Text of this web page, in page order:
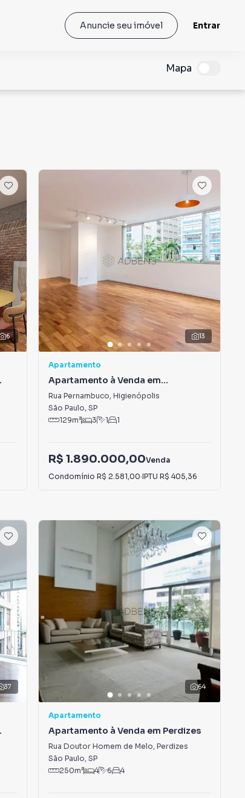
Anuncie seu imóvel Entrar
Mapa
6 13
Apartamento
Apartamento à Venda em
Higienópolis
Rua Pernambuco, Higienópolis
São Paulo, SP
129m² 3 1 1
R$ 1.890.000,00Venda
Condomínio R$ 2.581,00·IPTU R$ 405,36
37 64
Apartamento
Apartamento à Venda em Perdizes
Rua Doutor Homem de Melo, Perdizes
São Paulo, SP
250m² 4 6 4